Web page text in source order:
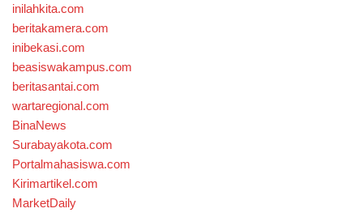
inilahkita.com
beritakamera.com
inibekasi.com
beasiswakampus.com
beritasantai.com
wartaregional.com
BinaNews
Surabayakota.com
Portalmahasiswa.com
Kirimartikel.com
MarketDaily